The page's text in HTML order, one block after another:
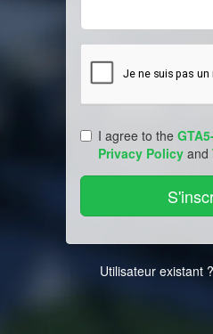
I agree to the
Privacy Policy and
Utilisateur existant ?